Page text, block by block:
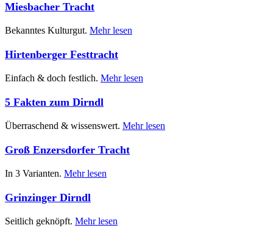
Miesbacher Tracht
Bekanntes Kulturgut. Mehr lesen
Hirtenberger Festtracht
Einfach & doch festlich. Mehr lesen
5 Fakten zum Dirndl
Überraschend & wissenswert. Mehr lesen
Groß Enzersdorfer Tracht
In 3 Varianten. Mehr lesen
Grinzinger Dirndl
Seitlich geknöpft. Mehr lesen